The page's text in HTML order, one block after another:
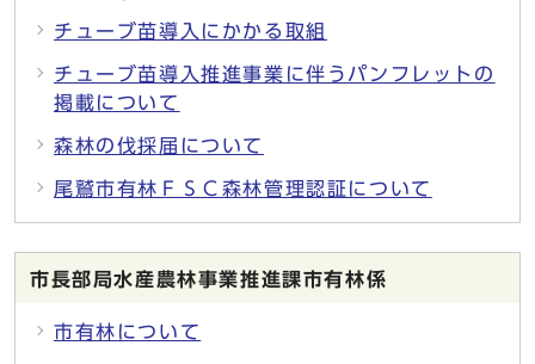
チューブ苗導入にかかる取組
チューブ苗導入推進事業に伴うパンフレットの
掲載について
森林の伐採届について
尾鷲市有林ＦＳＣ森林管理認証について
市長部局水産農林事業推進課市有林係
市有林について